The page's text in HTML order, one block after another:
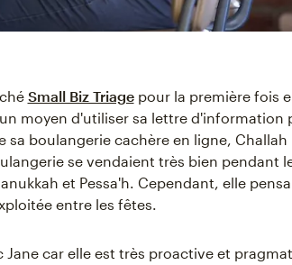
Small Biz Triagepour la première fois
moyen d'utiliser sa lettre d'information
sa boulangerie cachère en ligne, Challah
se vendaient très bien pendant
et Pessa'h. Cependant, elle
entre les fêtes.
car elle est très proactive et